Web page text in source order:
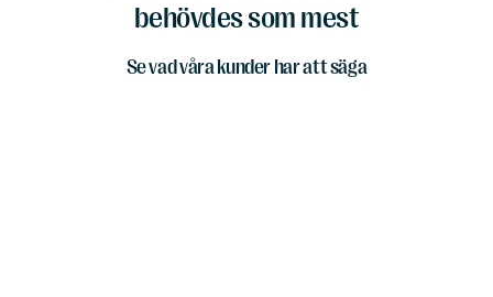
behövdes som mest
Se vad våra kunder har att säga